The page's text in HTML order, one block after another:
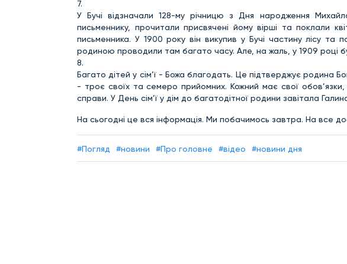
7.
У Бучі відзначали 128-му річницю з Дня народження
письменнику, прочитали присвячені йому вірші та поклали
письменника. У 1900 року він викупив у Бучі частину лісу
родиною проводили там багато часу. Але, на жаль, у 1909 році
8.
Багато дітей у сім’ї - Божа благодать. Це підтверджує родина
- троє своїх та семеро прийомних. Кожний має свої
справи. У День сім’ї у дім до багатодітної родини завітала
На сьогодні це вся інформація. Ми побачимось завтра. На все
#Погляд #новини #Про головне #відео #новини дня